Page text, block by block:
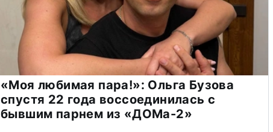
«Моя любимая пара!»: Ольга Бузова
спустя 22 года воссоединилась с
бывшим парнем из «ДОМа-2»